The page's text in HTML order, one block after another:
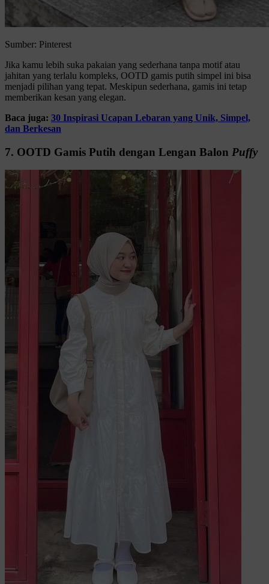
Sumber: Pinterest
Jika kamu lebih suka pakaian yang sederhana tanpa motif atau
jahitan yang terlalu kompleks, OOTD gamis putih simpel ini bisa
menjadi pilihan yang tepat. Meskipun sederhana, gamis ini tetap
memberikan kesan yang elegan.
Baca juga: 30 Inspirasi Ucapan Lebaran yang Unik, Simpel,
dan Berkesan
7. OOTD Gamis Putih dengan Lengan Balon Puffy